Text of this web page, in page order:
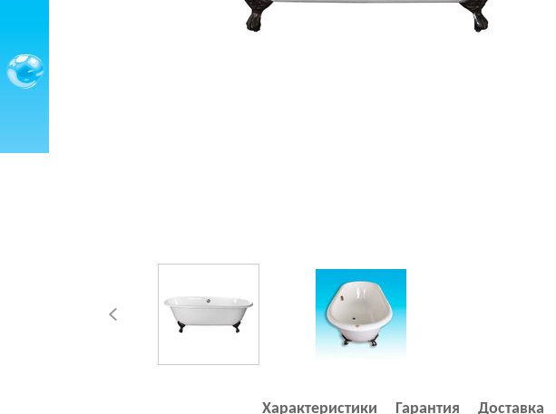
Характеристики Гарантия Доставка